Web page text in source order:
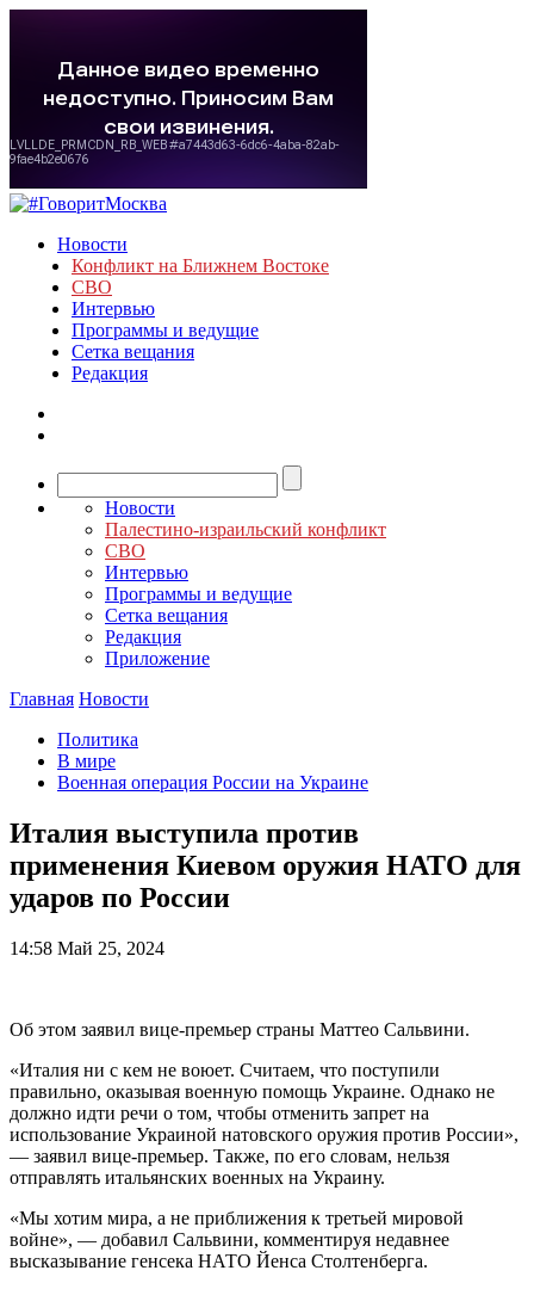
Новости
Конфликт на Ближнем Востоке
СВО
Интервью
Программы и ведущие
Сетка вещания
Редакция
Новости
Палестино-израильский конфликт
СВО
Интервью
Программы и ведущие
Сетка вещания
Редакция
Приложение
Главная Новости
Политика
В мире
Военная операция России на Украине
Италия выступила против
применения Киевом оружия НАТО для
ударов по России
14:58 Май 25, 2024
Об этом заявил вице-премьер страны Маттео Сальвини.
«Италия ни с кем не воюет. Считаем, что поступили
правильно, оказывая военную помощь Украине. Однако не
должно идти речи о том, чтобы отменить запрет на
использование Украиной натовского оружия против России»,
— заявил вице-премьер. Также, по его словам, нельзя
отправлять итальянских военных на Украину.
«Мы хотим мира, а не приближения к третьей мировой
войне», — добавил Сальвини, комментируя недавнее
высказывание генсека НАТО Йенса Столтенберга.